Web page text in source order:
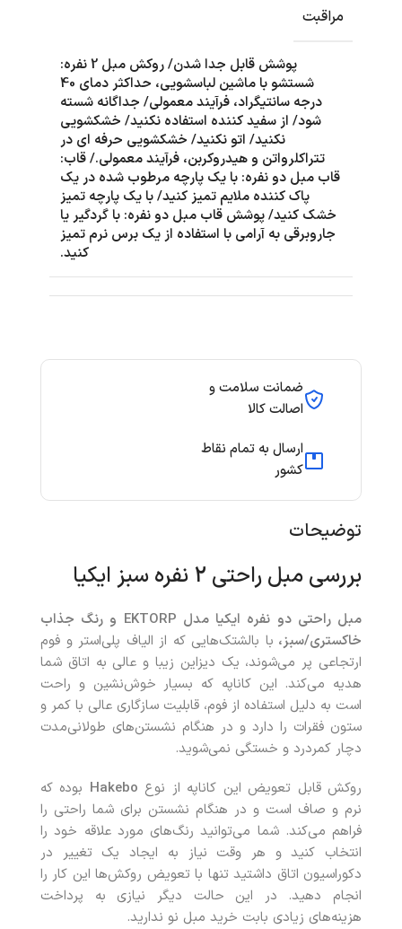
ضمانت سلامت و
اصالت کالا
ارسال به تمام نقاط
کشور
توضیحات
بررسی مبل راحتی 2 نفره سبز ایکیا
مبل راحتی دو نفره ایکیا مدل EKTORP و رنگ جذاب
خاکستری/سبز، با بالشتک‌هایی که از الیاف پلی‌استر و فوم
ارتجاعی پر می‌شوند، یک دیزاین زیبا و عالی به اتاق شما
هدیه می‌کند. این کاناپه که بسیار خوش‌نشین و راحت
است به دلیل استفاده از فوم، قابلیت سازگاری عالی با کمر و
ستون فقرات را دارد و در هنگام نشستن‌های طولانی‌مدت
دچار کمردرد و خستگی نمی‌شوید.
روکش قابل‌ تعویض این کاناپه از نوع Hakebo بوده که
نرم و صاف است و در هنگام نشستن برای شما راحتی را
فراهم می‌کند. شما می‌توانید رنگ‌های مورد علاقه خود را
انتخاب کنید و هر وقت نیاز به ایجاد یک تغییر در
دکوراسیون اتاق داشتید تنها با تعویض روکش‌ها این کار را
انجام دهید. در این حالت دیگر نیازی به پرداخت
هزینه‌های زیادی بابت خرید مبل نو ندارید.
مراقبت
پوشش قابل جدا شدن/ روکش مبل 2 نفره:
شستشو با ماشین لباسشویی، حداکثر دمای 40
درجه سانتیگراد، فرآیند معمولی/ جداگانه شسته
شود/ از سفید کننده استفاده نکنید/ خشکشویی
نکنید/ اتو نکنید/ خشکشویی حرفه ای در
تتراکلرواتن و هیدروکربن، فرآیند معمولی./ قاب:
قاب مبل دو نفره: با یک پارچه مرطوب شده در یک
پاک کننده ملایم تمیز کنید/ با یک پارچه تمیز
خشک کنید/ پوشش قاب مبل دو نفره: با گردگیر یا
جاروبرقی به آرامی با استفاده از یک برس نرم تمیز
کنید.